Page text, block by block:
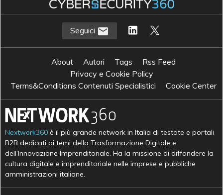
Seguici
About Autori Tags
Rss Feed
Privacy e Cookie Policy
Terms&Conditions Contenuti Specialistici
Cookie Center
Nextwork360 è il più grande network in Italia di testate e portali
B2B dedicati ai temi della Trasformazione Digitale e
dell’Innovazione Imprenditoriale. Ha la missione di diffondere la
cultura digitale e imprenditoriale nelle imprese e pubbliche
amministrazioni italiane.